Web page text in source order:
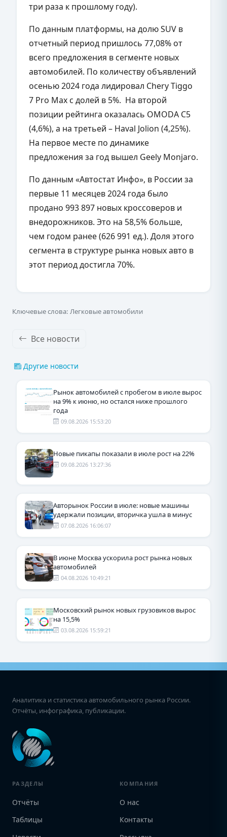
три раза к прошлому году).
По данным платформы, на долю SUV в
отчетный период пришлось 77,08% от
всего предложения в сегменте новых
автомобилей. По количеству объявлений
осенью 2024 года лидировал Chery Tiggo
7 Pro Max с долей в 5%. На второй
позиции рейтинга оказалась OMODA C5
(4,6%), а на третьей – Haval Jolion (4,25%).
На первое месте по динамике
предложения за год вышел Geely Monjaro.
По данным «Автостат Инфо», в России за
первые 11 месяцев 2024 года было
продано 993 897 новых кроссоверов и
внедорожников. Это на 58,5% больше,
чем годом ранее (626 991 ед.). Доля этого
сегмента в структуре рынка новых авто в
этот период достигла 70%.
Ключевые слова: Легковые автомобили
Все новости
Другие новости
Рынок автомобилей с пробегом в июле вырос
на 9% к июню, но остался ниже прошлого
года
09.08.2026 15:53:20
Новые пикапы показали в июле рост на 22%
09.08.2026 13:27:36
Авторынок России в июле: новые машины
удержали позиции, вторичка ушла в минус
07.08.2026 16:06:07
В июне Москва ускорила рост рынка новых
автомобилей
04.08.2026 10:49:21
Московский рынок новых грузовиков вырос
на 15,5%
03.08.2026 15:59:21
Аналитика и статистика автомобильного рынка России.
Отчёты, инфографика, публикации.
РАЗДЕЛЫ
Отчёты
Таблицы
КОМПАНИЯ
О нас
Контакты